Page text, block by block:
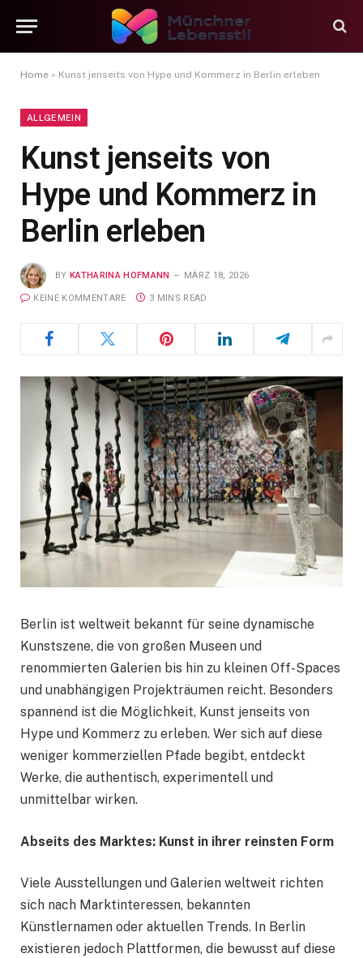
Home » Kunst jenseits von Hype und Kommerz in Berlin erleben
ALLGEMEIN
Kunst jenseits von
Hype und Kommerz in
Berlin erleben
BY KATHARINA HOFMANN MÄRZ 18, 2026
KEINE KOMMENTARE 3 MINS READ
Berlin ist weltweit bekannt für seine dynamische
Kunstszene, die von großen Museen und
renommierten Galerien bis hin zu kleinen Off-Spaces
und unabhängigen Projekträumen reicht. Besonders
spannend ist die Möglichkeit, Kunst jenseits von
Hype und Kommerz zu erleben. Wer sich auf diese
weniger kommerziellen Pfade begibt, entdeckt
Werke, die authentisch, experimentell und
unmittelbar wirken.
Abseits des Marktes: Kunst in ihrer reinsten Form
Viele Ausstellungen und Galerien weltweit richten
sich nach Marktinteressen, bekannten
Künstlernamen oder aktuellen Trends. In Berlin
existieren jedoch Plattformen, die bewusst auf diese